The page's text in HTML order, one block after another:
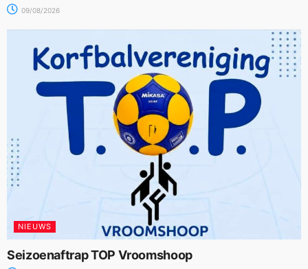
09/08/2026
NIEUWS
Seizoenaftrap TOP Vroomshoop